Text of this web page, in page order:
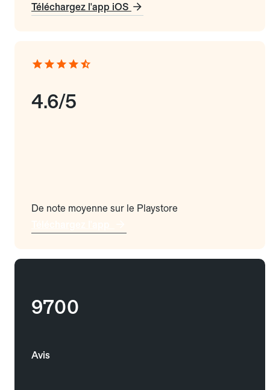
Téléchargez l'app iOS
4.6/5
De note moyenne sur le Playstore
9700
Avis